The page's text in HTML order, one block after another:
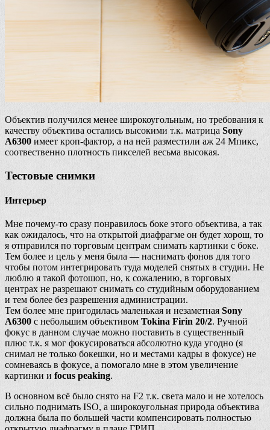
Объектив получился менее широкоугольным, но требования к
качеству объектива остались высокими т.к. матрица Sony
A6300 имеет кроп-фактор, а на ней разместили аж 24 Мпикс,
соотвественно плотность пикселей весьма высокая.
Тестовые снимки
Интерьер
Мне почему-то сразу понравилось боке этого объектива, а так
как ожидалось, что на открытой диафрагме он будет хорош, то
я отправился по торговым центрам снимать картинки с боке.
Тем более и цель у меня была — наснимать фонов для того
чтобы потом интегрировать туда моделей снятых в студии. Не
люблю я такой фотошоп, но, к сожалению, в торговых
центрах не разрешают снимать со студийным оборудованием
и тем более без разрешения администрации.
Тем более мне пригодилась маленькая и незаметная Sony
A6300 с небольшим объективом Tokina Firin 20/2. Ручной
фокус в данном случае можно поставить в существенный
плюс т.к. я мог фокусироваться абсолютно куда угодно (я
снимал не только бокешки, но и местами кадры в фокусе) не
сомневаясь в фокусе, а помогало мне в этом увеличение
картинки и focus peaking.
В основном всё было снято на F2 т.к. света мало и не хотелось
сильно поднимать ISO, а широкоугольная природа объектива
должна была по большей части компенсировать полностью